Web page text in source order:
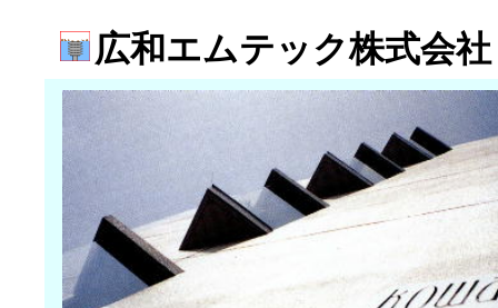
広和エムテック株式会社